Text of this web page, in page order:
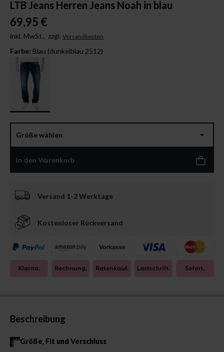
LTB Jeans Herren Jeans Noah in blau
69,95 €
inkl. MwSt., zzgl. Versandkosten
Farbe: Blau (dunkelblau 2512)
Größe wählen
In den Warenkorb
Versand 1-2 Werktage
Kostenloser Rückversand
Beschreibung
Größe, Fit und Verschluss